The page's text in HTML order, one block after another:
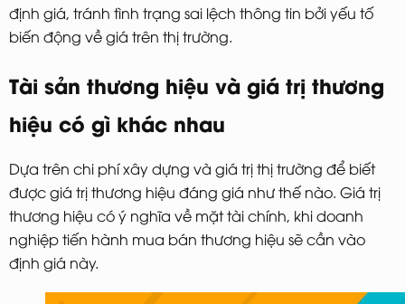
định giá, tránh tình trạng sai lệch thông tin bởi yếu tố
biến động về giá trên thị trường.
Tài sản thương hiệu và giá trị thương
hiệu có gì khác nhau
Dựa trên chi phí xây dựng và giá trị thị trường để biết
được giá trị thương hiệu đáng giá như thế nào. Giá trị
thương hiệu có ý nghĩa về mặt tài chính, khi doanh
nghiệp tiến hành mua bán thương hiệu sẽ cần vào
định giá này.